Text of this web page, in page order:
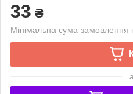
33 ₴
Мінімальна сума замовлення